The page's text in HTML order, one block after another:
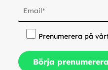
Prenumerera på